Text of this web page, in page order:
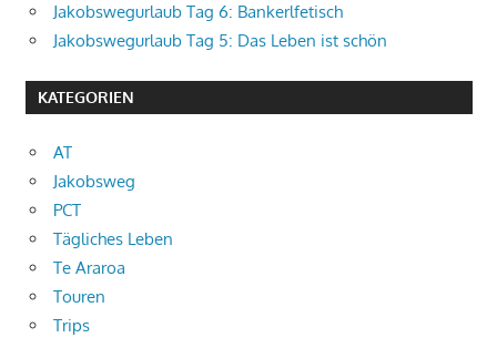
Jakobswegurlaub Tag 6: Bankerlfetisch
Jakobswegurlaub Tag 5: Das Leben ist schön
KATEGORIEN
AT
Jakobsweg
PCT
Tägliches Leben
Te Araroa
Touren
Trips